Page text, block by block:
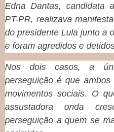
Edna Dantas, candidata
PT-PR, realizava
do presidente Lula junto a
e foram agredidos e
Nos dois casos, a
perseguição é que
movimentos sociais. O
assustadora onda
perseguição a quem se